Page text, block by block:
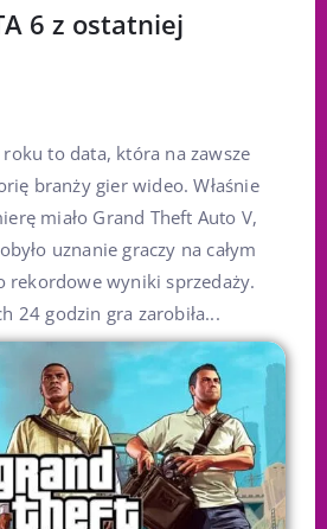
6 z ostatniej
to data, która na zawsze
branży gier wideo. Właśnie
miało Grand Theft Auto V,
uznanie graczy na całym
rekordowe wyniki sprzedaży.
24 godzin gra zarobiła...